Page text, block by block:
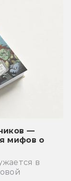
—
мифов о
в